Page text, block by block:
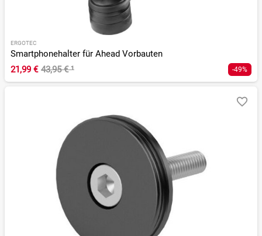
ERGOTEC
Smartphonehalter für Ahead Vorbauten
21,99 € 43,95 €¹ -49%